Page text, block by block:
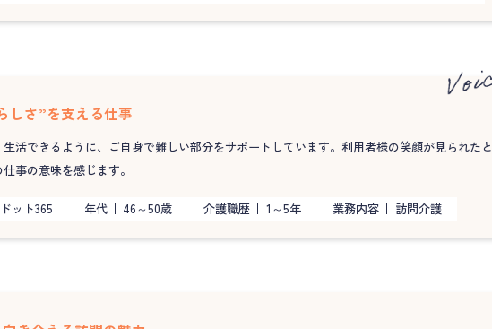
しさ”を支える仕事
生活できるように、ご自身で難しい部分をサポートしています。利用者様の笑顔が見られたと
事の意味を感じます。
ドット365 年代 46～50歳 介護職歴 1～5年 業務内容 訪問介護